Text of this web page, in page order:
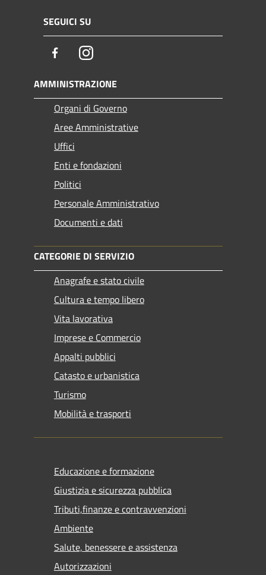
SEGUICI SU
FacebookInstagram
AMMINISTRAZIONE
Organi di Governo
Aree Amministrative
Uffici
Enti e fondazioni
Politici
Personale Amministrativo
Documenti e dati
CATEGORIE DI SERVIZIO
Anagrafe e stato civile
Cultura e tempo libero
Vita lavorativa
Imprese e Commercio
Appalti pubblici
Catasto e urbanistica
Turismo
Mobilità e trasporti
Educazione e formazione
Giustizia e sicurezza pubblica
Tributi,finanze e contravvenzioni
Ambiente
Salute, benessere e assistenza
Autorizzazioni